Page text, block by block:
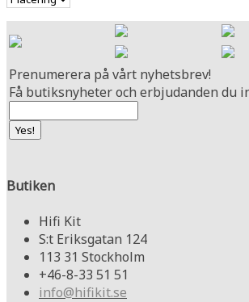
Prenumerera på vårt nyhetsbrev!
Få butiksnyheter och erbjudanden du
Butiken
Hifi Kit
S:t Eriksgatan 124
113 31 Stockholm
+46-8-33 51 51
info@hifikit.se